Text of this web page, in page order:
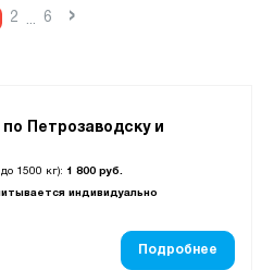
Петрозаводску и
1500 кг): 1 800 руб.
индивидуально
Подробнее
2 ... 6 ›